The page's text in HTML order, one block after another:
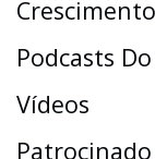
Podcasts
Vídeos